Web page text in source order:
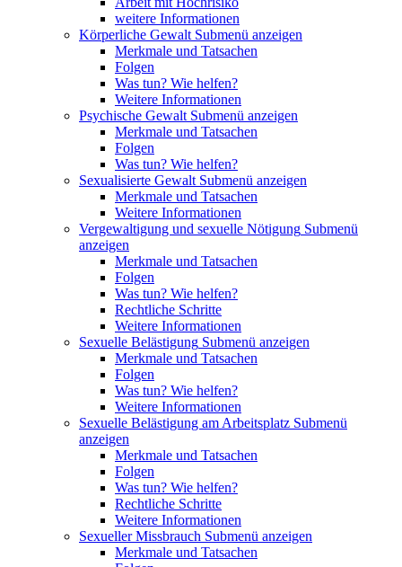
weitere Informationen
Körperliche Gewalt Submenü anzeigen
Merkmale und Tatsachen
Folgen
Was tun? Wie helfen?
Weitere Informationen
Psychische Gewalt Submenü anzeigen
Merkmale und Tatsachen
Folgen
Was tun? Wie helfen?
Sexualisierte Gewalt Submenü anzeigen
Merkmale und Tatsachen
Weitere Informationen
Vergewaltigung und sexuelle Nötigung Submenü
anzeigen
Merkmale und Tatsachen
Folgen
Was tun? Wie helfen?
Rechtliche Schritte
Weitere Informationen
Sexuelle Belästigung Submenü anzeigen
Merkmale und Tatsachen
Folgen
Was tun? Wie helfen?
Weitere Informationen
Sexuelle Belästigung am Arbeitsplatz Submenü
anzeigen
Merkmale und Tatsachen
Folgen
Was tun? Wie helfen?
Rechtliche Schritte
Weitere Informationen
Sexueller Missbrauch Submenü anzeigen
Merkmale und Tatsachen